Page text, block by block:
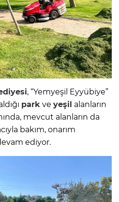
, “Yemyeşil Eyyübiye”
park ve yeşil alanların
mevcut alanların da
bakım, onarım
ediyor.